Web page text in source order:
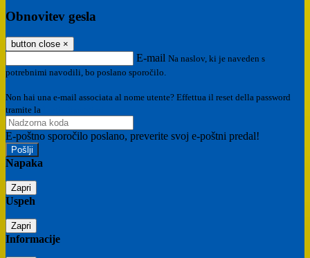
Obnovitev gesla
button close ×
E-mail Na naslov, ki je naveden s
potrebnimi navodili, bo poslano sporočilo.
Non hai una e-mail associata al nome utente? Effettua il reset della password
tramite la
E-poštno sporočilo poslano, preverite svoj e-poštni predal!
Napaka
Zapri
Uspeh
Zapri
Informacije